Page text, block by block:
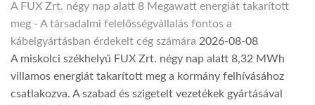
A FUX Zrt. négy nap alatt 8 Megawatt energiát takarított
meg - A társadalmi felelősségvállalás fontos a
kábelgyártásban érdekelt cég számára 2026-08-08
A miskolci székhelyű FUX Zrt. négy nap alatt 8,32 MWh
villamos energiát takarított meg a kormány felhívásához
csatlakozva. A szabad és szigetelt vezetékek gyártásával